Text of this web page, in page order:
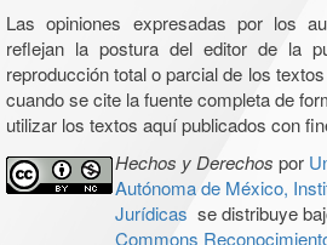
Las opiniones expresadas por los
reflejan la postura del editor de la
reproducción total o parcial de los
cuando se cite la fuente completa de
utilizar los textos aquí publicados con
Hechos y Derechos por
Autónoma de México,
Jurídicas se distribuye
Commons